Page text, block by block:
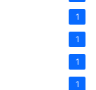
1
1
1
1